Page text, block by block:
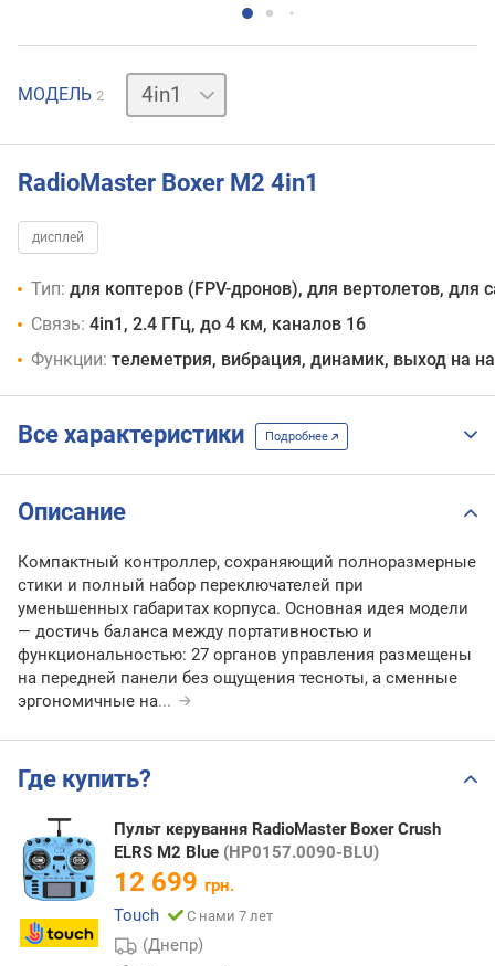
МОДЕЛЬ 2
ELRS
RadioMaster Boxer M2 4in1
дисплей
Тип: для коптеров (FPV-дронов), для вертолетов, для
Связь: 4in1, 2.4 ГГц, до 4 км, каналов 16
Функции: телеметрия, вибрация, динамик, выход на
Все характеристики Подробнее
Описание
Компактный контроллер, сохраняющий полноразмерные
стики и полный набор переключателей при
уменьшенных габаритах корпуса. Основная идея модели
— достичь баланса между портативностью и
функциональностью: 27 органов управления размещены
на передней панели без ощущения тесноты, а сменные
эргономичные на...
Где купить?
Пульт керування RadioMaster Boxer Crush
ELRS M2 Blue (HP0157.0090-BLU)
12 699 грн.
Touch
С нами 7 лет
(Днепр)